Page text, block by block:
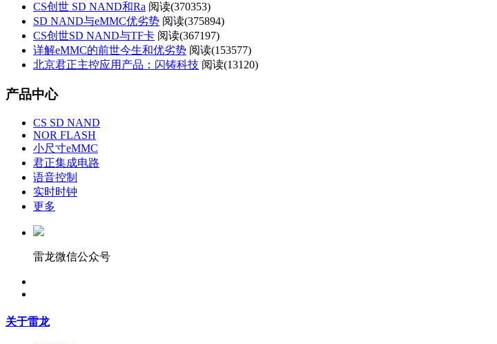
CS创世 SD NAND和Ra 阅读(370353)
SD NAND与eMMC优劣势 阅读(375894)
CS创世SD NAND与TF卡 阅读(367197)
详解eMMC的前世今生和优劣势 阅读(153577)
北京君正主控应用产品：闪铸科技 阅读(13120)
产品中心
CS SD NAND
NOR FLASH
小尺寸eMMC
君正集成电路
语音控制
实时时钟
更多
雷龙微信公众号
关于雷龙